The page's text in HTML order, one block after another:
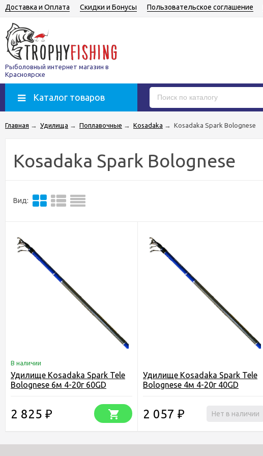
Доставка и Оплата Скидки и Бонусы Пользовательское соглашение
Рыболовный интернет магазин в
Красноярске
Каталог товаров
Главная → Удилища → Поплавочные → Kosadaka → Kosadaka Spark Bolognese
Kosadaka Spark Bolognese
Вид:
В наличии
Удилище Kosadaka Spark Tele
Bolognese 6м 4-20г 60GD
2 825 ₽
Удилище Kosadaka Spark Tele
Bolognese 4м 4-20г 40GD
2 057 ₽ Нет в наличии